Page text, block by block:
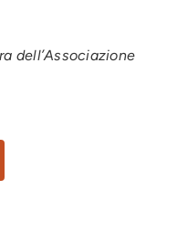
dell’Associazione